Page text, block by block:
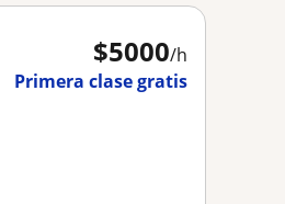
$5000/h
Primera clase gratis